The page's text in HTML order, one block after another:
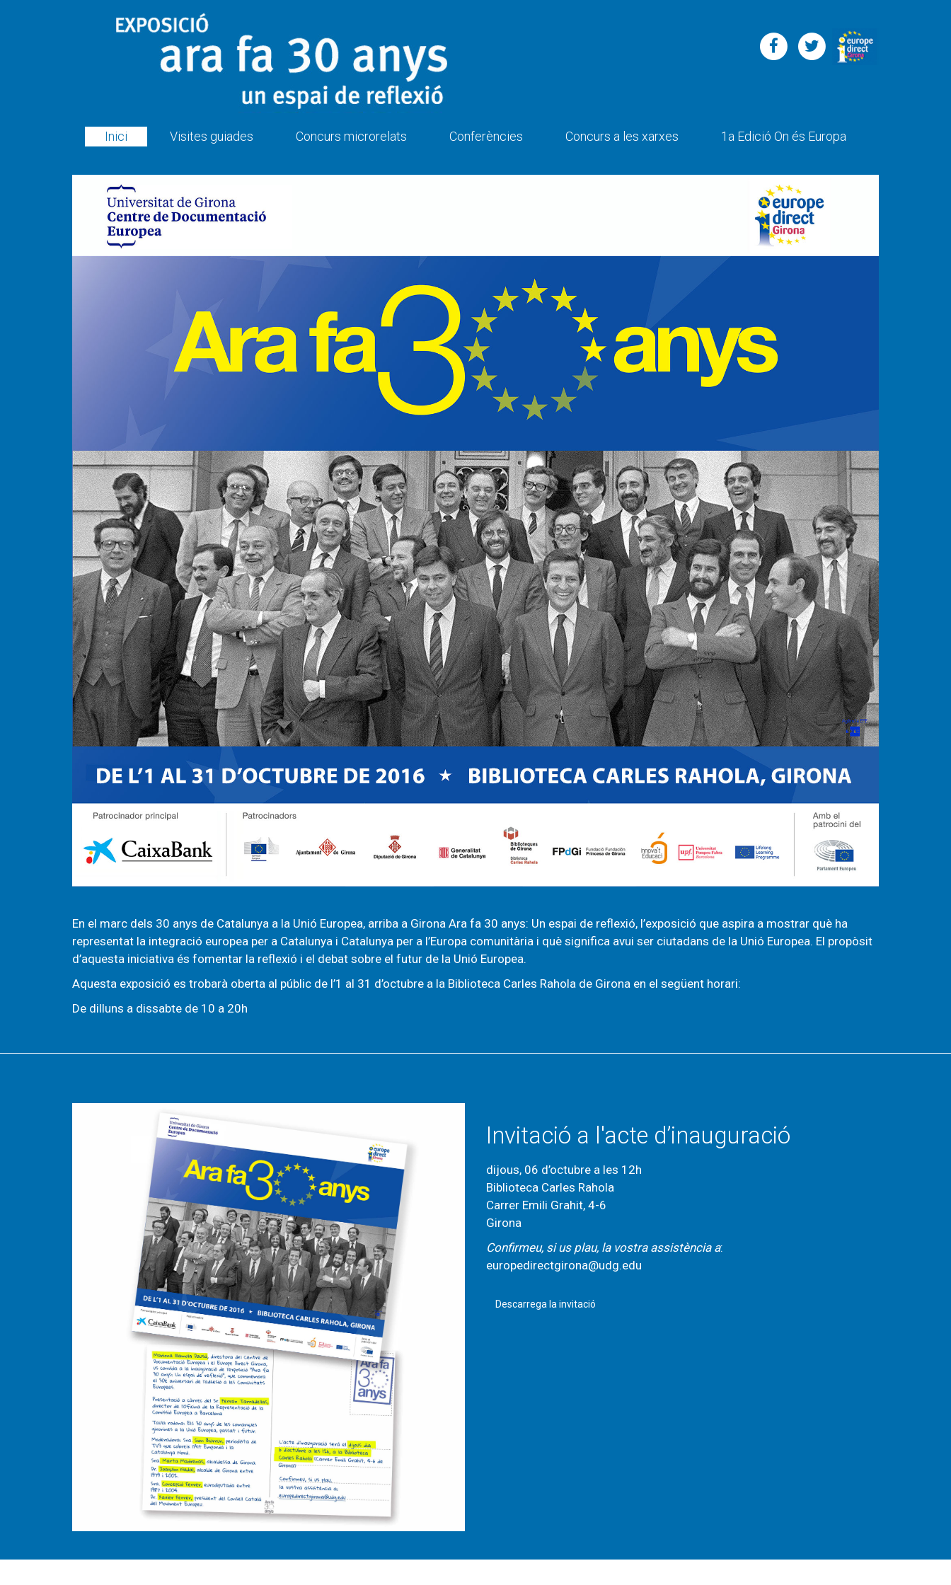
Inici Visites guiades Concurs microrelats Conferències Concurs a les xarxes 1a Edició On és Europa
En el marc dels 30 anys de Catalunya a la Unió Europea, arriba a Girona Ara fa 30 anys: Un espai de reflexió, l’exposició que aspira a mostrar què ha
representat la integració europea per a Catalunya i Catalunya per a l’Europa comunitària i què significa avui ser ciutadans de la Unió Europea. El propòsit
d’aquesta iniciativa és fomentar la reflexió i el debat sobre el futur de la Unió Europea.
Aquesta exposició es trobarà oberta al públic de l’1 al 31 d’octubre a la Biblioteca Carles Rahola de Girona en el següent horari:
De dilluns a dissabte de 10 a 20h
Invitació a l'acte d’inauguració
dijous, 06 d’octubre a les 12h
Biblioteca Carles Rahola
Carrer Emili Grahit, 4-6
Girona
Confirmeu, si us plau, la vostra assistència a:
europedirectgirona@udg.edu
Descarrega la invitació